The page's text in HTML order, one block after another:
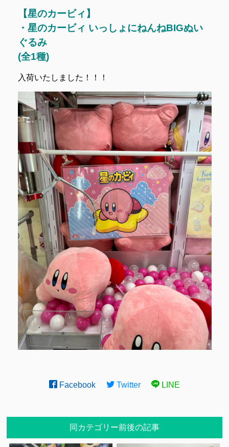
【星のカービィ】
・星のカービィ いっしょにねんねBIGぬい
ぐるみ
(全1種)
入荷いたしました！！！
Facebook Twitter LINE
同カテゴリー前後の記事